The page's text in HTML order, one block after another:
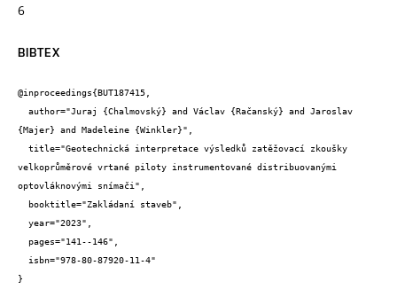
6
BIBTEX
@inproceedings{BUT187415,
{Majer} and Madeleine {Winkler}",
velkoprůměrové vrtané piloty instrumentované distribuovanými
optovláknovými snímači",
}